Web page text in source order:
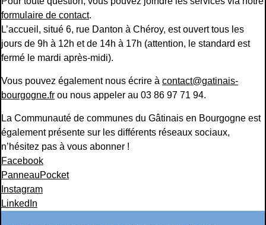
formulaire de contact.
L’accueil, situé 6, rue Danton à Chéroy, est ouvert tous les
jours de 9h à 12h et de 14h à 17h (attention, le standard est
fermé le mardi après-midi).
Vous pouvez également nous écrire à contact@gatinais-
bourgogne.fr ou nous appeler au 03 86 97 71 94.
La Communauté de communes du Gâtinais en Bourgogne est
également présente sur les différents réseaux sociaux,
n’hésitez pas à vous abonner !
Facebook
PanneauPocket
Instagram
LinkedIn